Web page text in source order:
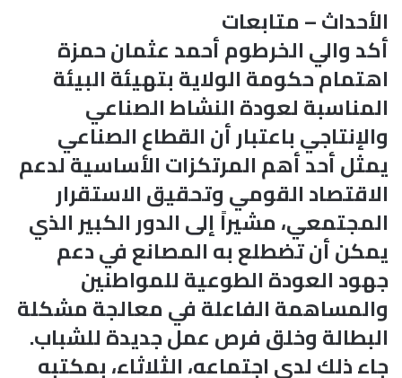
الأحداث – متابعات
أكد والي الخرطوم أحمد عثمان حمزة
اهتمام حكومة الولاية بتهيئة البيئة
المناسبة لعودة النشاط الصناعي
والإنتاجي باعتبار أن القطاع الصناعي
يمثل أحد أهم المرتكزات الأساسية لدعم
الاقتصاد القومي وتحقيق الاستقرار
المجتمعي، مشيراً إلى الدور الكبير الذي
يمكن أن تضطلع به المصانع في دعم
جهود العودة الطوعية للمواطنين
والمساهمة الفاعلة في معالجة مشكلة
البطالة وخلق فرص عمل جديدة للشباب.
جاء ذلك لدى اجتماعه، الثلاثاء، بمكتبه